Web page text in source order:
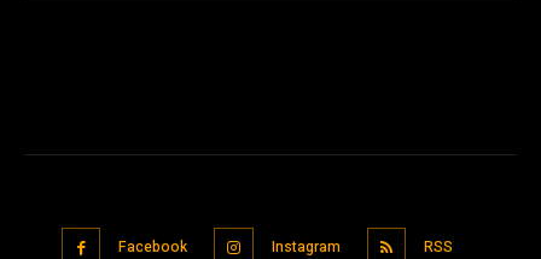
Facebook Instagram RSS